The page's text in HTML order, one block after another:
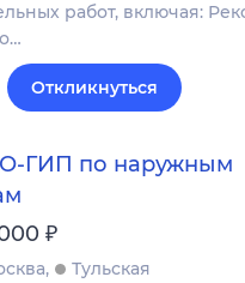
работ, включая:
Откликнуться
ГИП по наружным
₽
Тульская